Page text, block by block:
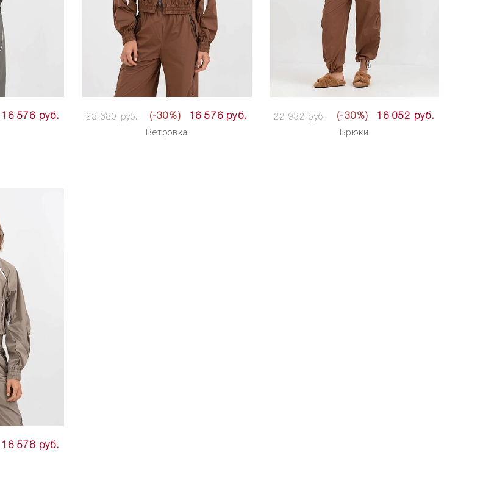
16 576 руб. 23 680 руб. (-30%) 16 576 руб.
Ветровка
22 932 руб. (-30%) 16 052 руб.
Брюки
16 576 руб.